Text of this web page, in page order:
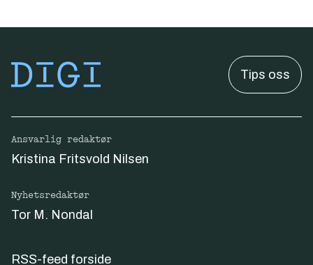
Tips oss
Ansvarlig redaktør
Kristina Fritsvold Nilsen
Nyhetsredaktør
Tor M. Nondal
RSS-feed forside